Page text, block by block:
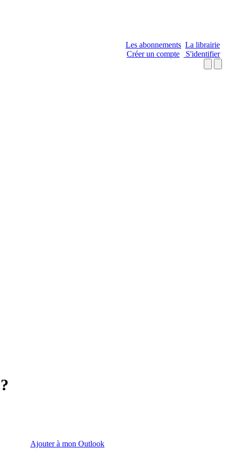
Les abonnements La librairie
Créer un compte
S'identifier
Ajouter à mon Outlook